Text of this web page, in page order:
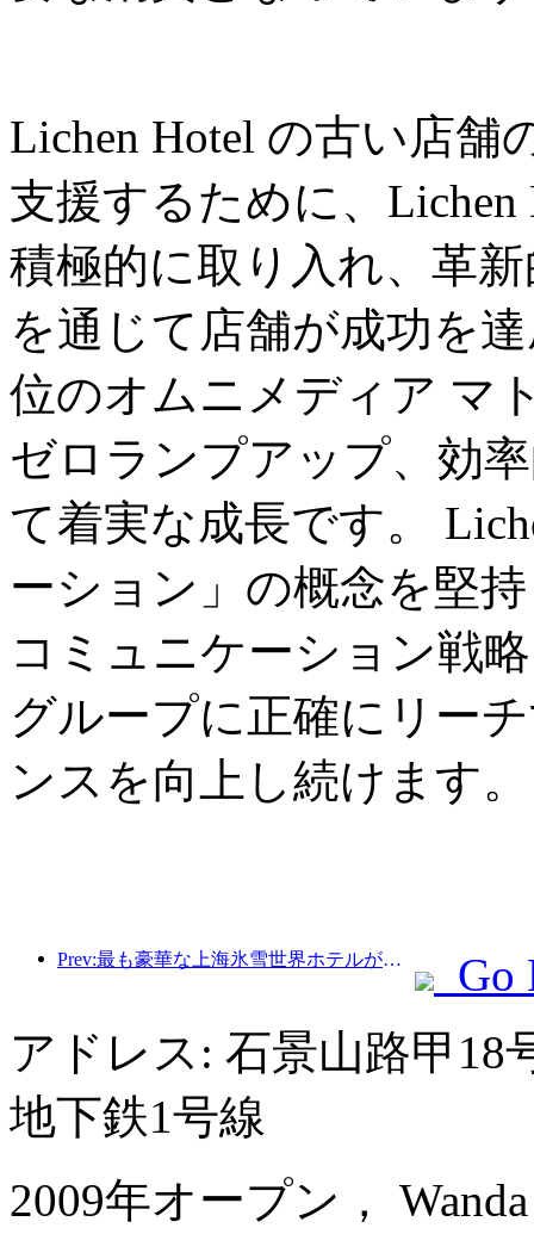
Lichen Hotel の古い店舗
支援するために、
積極的に取り入れ、革
を通じて店舗が成功を
位のオムニメディア マ
ゼロランプアップ、効
て着実な成長です。
ーション」の概念を堅
コミュニケーション戦
グループに正確にリー
ンスを向上し続けます。
Prev:最も豪華な上海氷雪世界ホテルが誕生
Go
アドレス: 石景山路甲18
地下鉄1号線
2009年オープン，